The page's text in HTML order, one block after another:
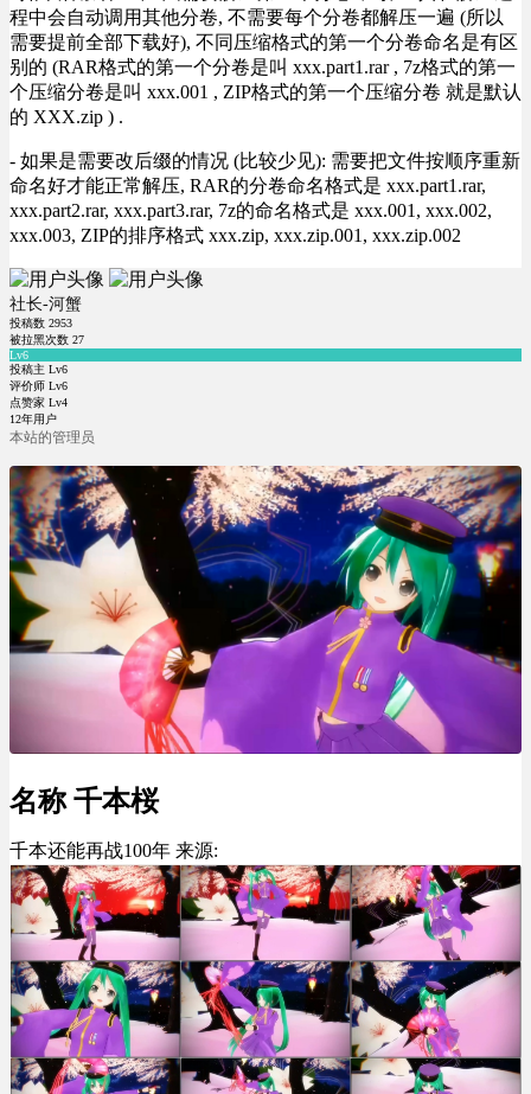
程中会自动调用其他分卷, 不需要每个分卷都解压一遍 (所以
需要提前全部下载好), 不同压缩格式的第一个分卷命名是有区
别的 (RAR格式的第一个分卷是叫 xxx.part1.rar , 7z格式的第一
个压缩分卷是叫 xxx.001 , ZIP格式的第一个压缩分卷 就是默认
的 XXX.zip ) .
- 如果是需要改后缀的情况 (比较少见): 需要把文件按顺序重新
命名好才能正常解压, RAR的分卷命名格式是 xxx.part1.rar,
xxx.part2.rar, xxx.part3.rar, 7z的命名格式是 xxx.001, xxx.002,
xxx.003, ZIP的排序格式 xxx.zip, xxx.zip.001, xxx.zip.002
社长-河蟹
投稿数 2953
被拉黑次数 27
Lv6
投稿主 Lv6
评价师 Lv6
点赞家 Lv4
12年用户
本站的管理员
名称 千本桜
千本还能再战100年 来源: